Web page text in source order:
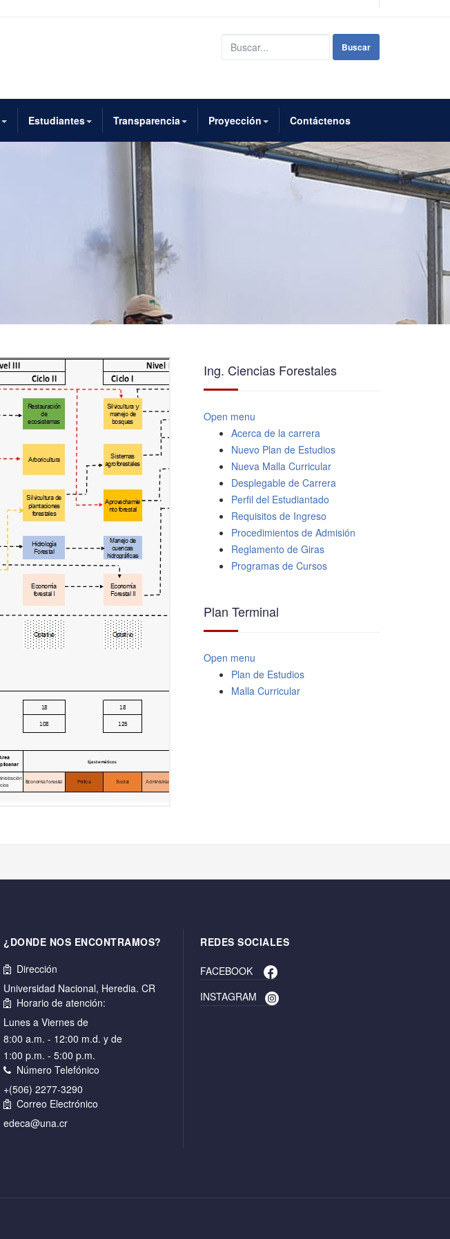
Buscar... Buscar
Estudiantes Transparencia Proyección Contáctenos
Ing. Ciencias Forestales
Open menu
Acerca de la carrera
Nuevo Plan de Estudios
Nueva Malla Curricular
Desplegable de Carrera
Perfil del Estudiantado
Requisitos de Ingreso
Procedimientos de Admisión
Reglamento de Giras
Programas de Cursos
Plan Terminal
Open menu
Plan de Estudios
Malla Curricular
¿DONDE NOS ENCONTRAMOS?
Dirección
Universidad Nacional, Heredia. CR
Horario de atención:
Lunes a Viernes de
8:00 a.m. - 12:00 m.d. y de
1:00 p.m. - 5:00 p.m.
Número Telefónico
+(506) 2277-3290
Correo Electrónico
edeca@una.cr
REDES SOCIALES
FACEBOOK
INSTAGRAM